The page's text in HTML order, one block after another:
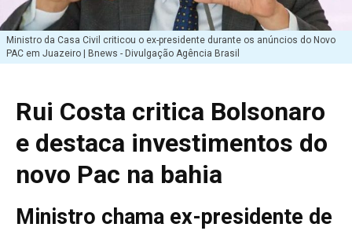
Ministro da Casa Civil criticou o ex-presidente durante os anúncios do Novo
PAC em Juazeiro | Bnews - Divulgação Agência Brasil
Rui Costa critica Bolsonaro
e destaca investimentos do
novo Pac na bahia
Ministro chama ex-presidente de